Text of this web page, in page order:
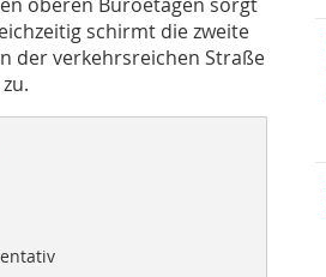
schirmt die zweite
der verkehrsreichen Straße